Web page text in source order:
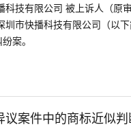
科技有限公司 被上诉人（
市快播科技有限公司（以
案。
议案件中的商标近似